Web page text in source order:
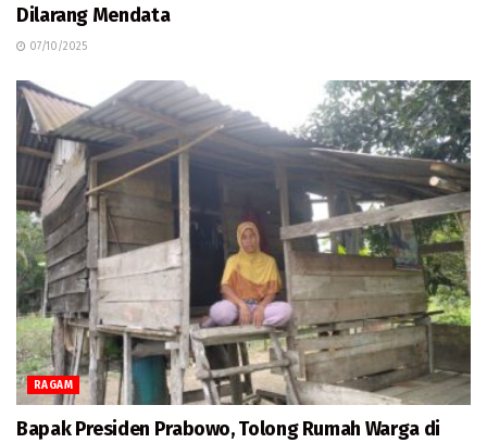
Dilarang Mendata
07/10/2025
RAGAM
Bapak Presiden Prabowo, Tolong Rumah Warga di